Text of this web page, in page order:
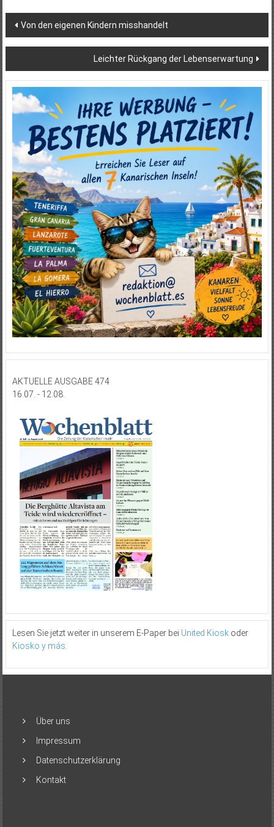
Beitragsnavigation
Von den eigenen Kindern misshandelt
Leichter Rückgang der Lebenserwartung
AKTUELLE AUSGABE 474
16.07. - 12.08.
Lesen Sie jetzt weiter in unserem E-Paper bei United Kioskoder
Kiosko y más.
Über uns
Impressum
Datenschutzerklärung
Kontakt